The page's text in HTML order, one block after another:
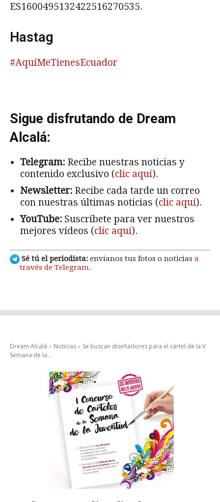
ES1600495132422516270535.
Hastag
#AquíMeTienesEcuador
Sigue disfrutando de Dream
Alcalá:
Telegram: Recibe nuestras noticias y
contenido exclusivo (clic aquí).
Newsletter: Recibe cada tarde un correo
con nuestras últimas noticias (clic aquí).
YouTube: Suscríbete para ver nuestros
mejores vídeos (clic aquí).
Sé tú el periodista: envíanos tus fotos o noticias a
través de Telegram.